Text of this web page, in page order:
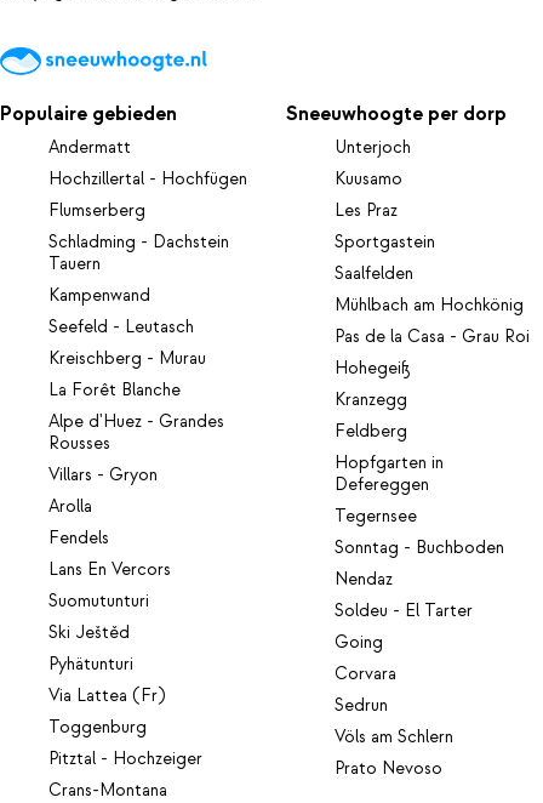
Populaire gebieden
Andermatt
Hochzillertal - Hochfügen
Flumserberg
Schladming - Dachstein
Tauern
Kampenwand
Seefeld - Leutasch
Kreischberg - Murau
La Forêt Blanche
Alpe d'Huez - Grandes
Rousses
Villars - Gryon
Arolla
Fendels
Lans En Vercors
Suomutunturi
Ski Ještěd
Pyhätunturi
Via Lattea (Fr)
Toggenburg
Pitztal - Hochzeiger
Crans-Montana
Sneeuwhoogte per dorp
Unterjoch
Kuusamo
Les Praz
Sportgastein
Saalfelden
Mühlbach am Hochkönig
Pas de la Casa - Grau Roi
Hohegeiß
Kranzegg
Feldberg
Hopfgarten in
Defereggen
Tegernsee
Sonntag - Buchboden
Nendaz
Soldeu - El Tarter
Going
Corvara
Sedrun
Völs am Schlern
Prato Nevoso